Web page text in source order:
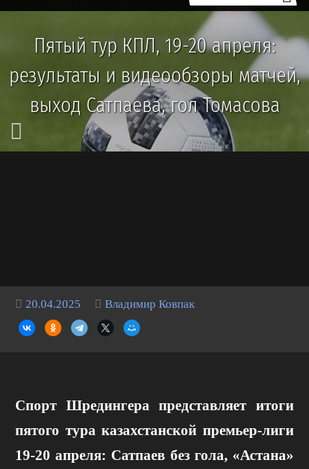
Пятый тур КПЛ, 19-20 апреля:
результаты и видеообзоры матчей,
выход Сатпаева, гол Томасова
20.04.2025 Владимир Ковпак
Спорт Шредингера представляет итоги
пятого тура казахстанской премьер-лиги
19-20 апреля: Сатпаев без гола, «Астана»